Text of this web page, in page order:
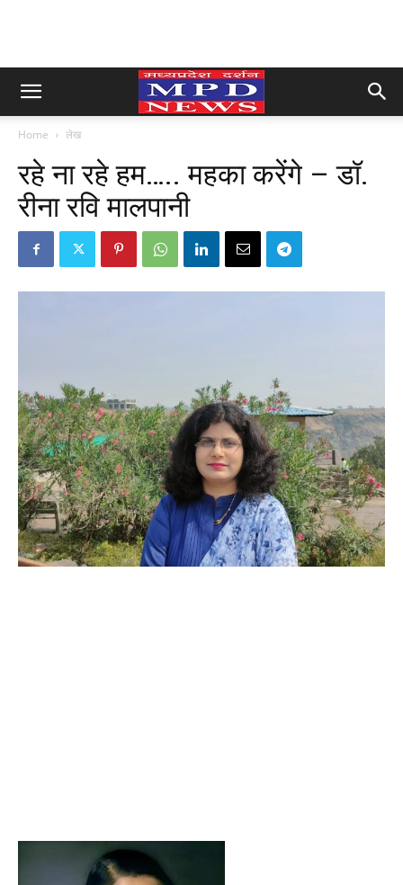
Home लेख
रहे ना रहे हम….. महका करेंगे – डॉ.
रीना रवि मालपानी